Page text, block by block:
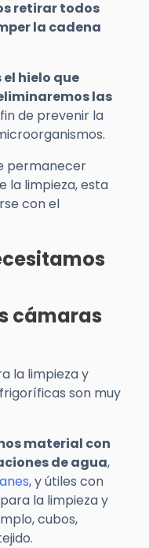
retirar todos
la cadena
hielo que
las
de prevenir la
permanecer
la limpieza, esta
con el
cámaras
la limpieza y
son muy
material con
de agua,
, y útiles con
la limpieza y
cubos,